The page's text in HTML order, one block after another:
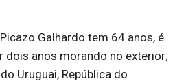
Galhardo tem 64 anos, é
dois anos morando no exterior;
Uruguai, República do